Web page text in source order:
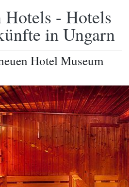
- Hotels
in Ungarn
Hotel Museum